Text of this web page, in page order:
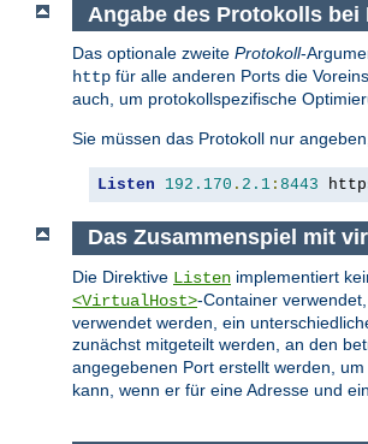
Angabe des Protokolls bei
Das optionale zweite Protokoll-
http für alle anderen Ports die
auch, um protokollspezifische
Sie müssen das Protokoll nur
Listen 192.170 . 2.1 : 8443
Das Zusammenspiel mit
Die Direktive Listen implementiert
<VirtualHost>-Container
verwendet werden, ein
zunächst mitgeteilt werden, an den
angegebenen Port erstellt werden,
kann, wenn er für eine Adresse und